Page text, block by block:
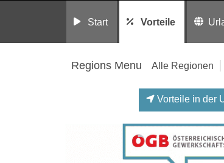
Start Vorteile
Regions Menu Alle Regionen
Vorteile in der